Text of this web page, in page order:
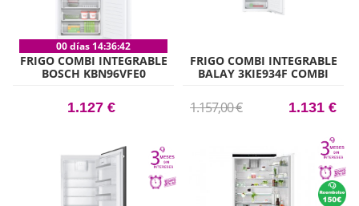
00 días 14:36:41
FRIGO COMBI INTEGRABLE
BOSCH KBN96VFE0
1.127 €
FRIGO COMBI INTEGRABLE
BALAY 3KIE934F COMBI
1.157,00 € 1.131 €